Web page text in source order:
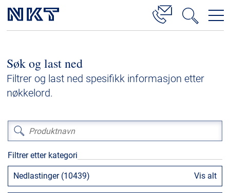
Høyspenningskabelløsninger
Kabelservice
Lavspenning
Høyspenningskabeltilbehør
Mellomspenningskabeltilbehør
Referanser
Søk og last ned
Filtrer og last ned spesifikk informasjon etter
nøkkelord.
Filtrer etter kategori
Nedlastinger (10439) Vis alt